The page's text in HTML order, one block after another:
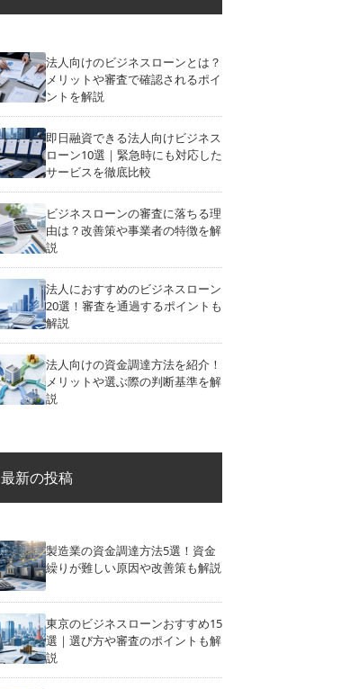
法人向けのビジネスローンとは？
メリットや審査で確認されるポイ
ントを解説
即日融資できる法人向けビジネス
ローン10選｜緊急時にも対応した
サービスを徹底比較
ビジネスローンの審査に落ちる理
由は？改善策や事業者の特徴を解
説
法人におすすめのビジネスローン
20選！審査を通過するポイントも
解説
法人向けの資金調達方法を紹介！
メリットや選ぶ際の判断基準を解
説
最新の投稿
製造業の資金調達方法5選！資金
繰りが難しい原因や改善策も解説
東京のビジネスローンおすすめ15
選｜選び方や審査のポイントも解
説